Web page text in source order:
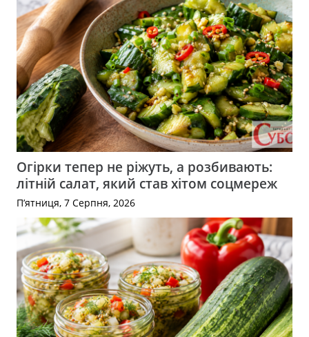
Огірки тепер не ріжуть, а розбивають:
літній салат, який став хітом соцмереж
П’ятниця, 7 Серпня, 2026